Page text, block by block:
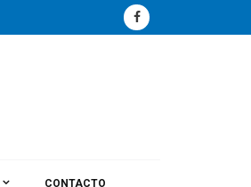
CONTACTO